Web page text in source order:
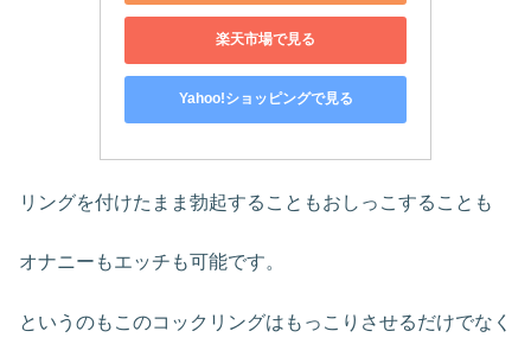
楽天市場で見る
Yahoo!ショッピングで見る
リングを付けたまま勃起することもおしっこすることも
オナニーもエッチも可能です。
というのもこのコックリングはもっこりさせるだけでなく